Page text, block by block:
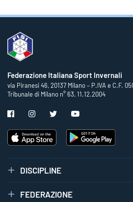
Federazione Italiana Sport Invernali
via Piranesi 46, 20137 Milano – P.IVA e C.F.
Tribunale di Milano n° 63, 11.12.2004
DISCIPLINE
FEDERAZIONE